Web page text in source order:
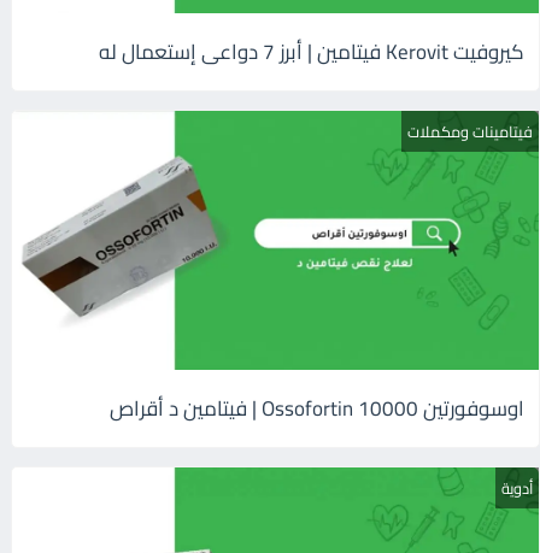
كيروفيت Kerovit فيتامين | أبرز 7 دواعى إستعمال له
فيتامينات ومكملات
اوسوفورتين 10000 Ossofortin | فيتامين د أقراص
أدوية